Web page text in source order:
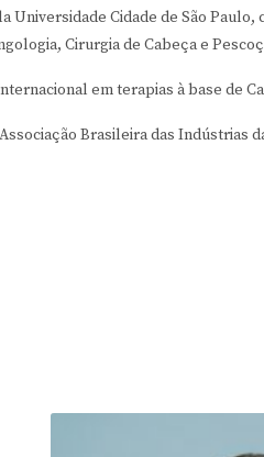
Universidade Cidade de São
Cirurgia de Cabeça e
em terapias à base de
Brasileira das Indústrias